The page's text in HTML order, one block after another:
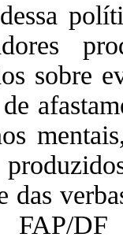
sobre
das
DF